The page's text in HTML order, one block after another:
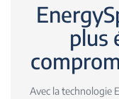
plus
Avec la technologie